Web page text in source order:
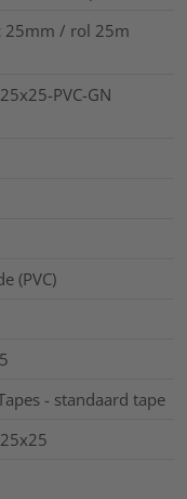
25mm / rol 25m
PVC-GN
(PVC)
- standaard tape
25x25